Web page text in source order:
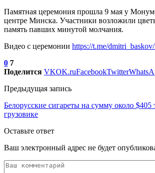
Памятная церемония прошла 9 мая у
центре Минска. Участники возложили
память павших минутой молчания.
Видео с церемонии https://t.me/
0 7
Поделится VKOK.ruFacebookTwitter
Предыдущая запись
Белорусские сигареты на сумму около
грузовике
Оставьте ответ
Ваш электронный адрес не будет